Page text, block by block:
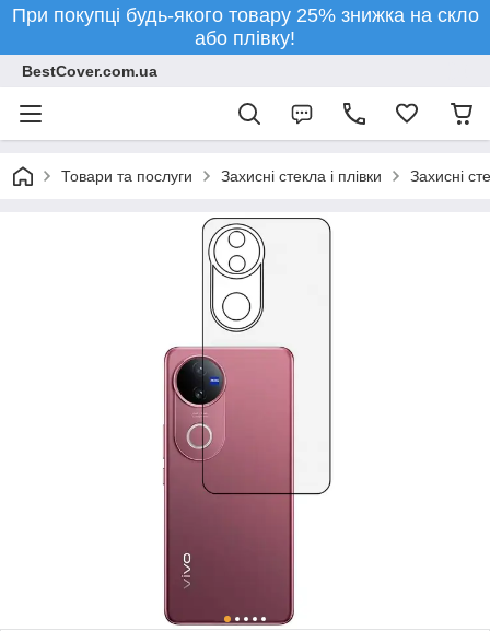
При покупці будь-якого товару 25% знижка на скло
або плівку!
BestCover.com.ua
Товари та послуги Захисні стекла і плівки Захисні